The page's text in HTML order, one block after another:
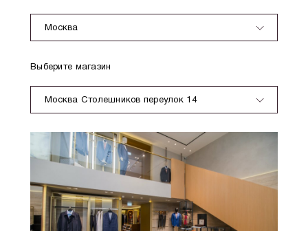
Москва
Выберите магазин
Москва Столешников переулок 14